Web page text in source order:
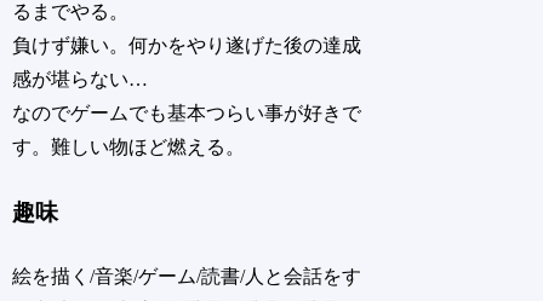
るまでやる。
負けず嫌い。何かをやり遂げた後の達成
感が堪らない…
なのでゲームでも基本つらい事が好きで
す。難しい物ほど燃える。
趣味
絵を描く/音楽/ゲーム/読書/人と会話をす